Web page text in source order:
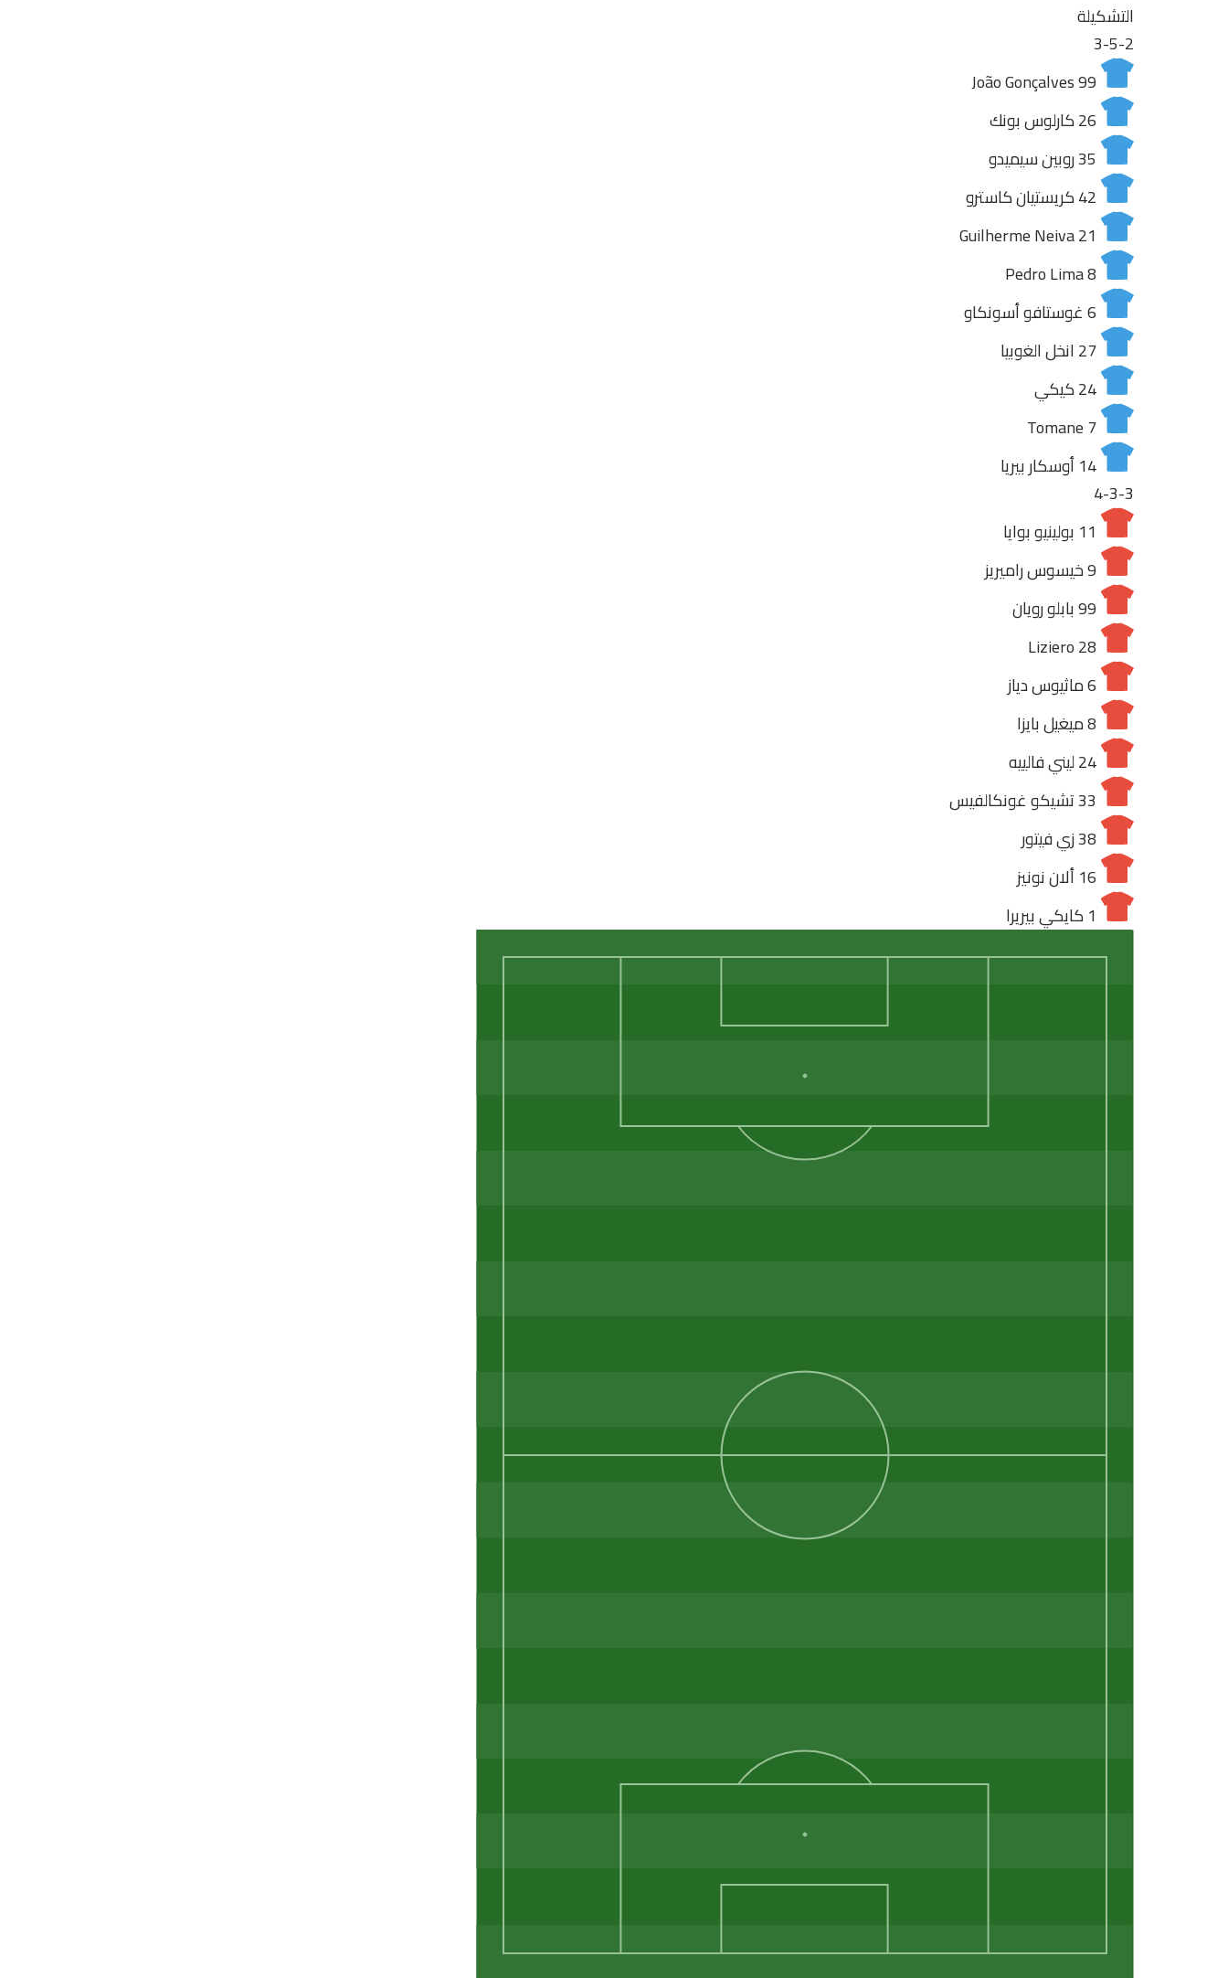
التشكيلة
3-5-2
99
João Gonçalves
26كارلوس بونك
35روبين سيميدو
42كريستيان كاسترو
21
Guilherme Neiva
8
Pedro Lima
6غوستافو أسونكاو
27انخل الغوبيا
24كيكي
7
Tomane
14أوسكار بيريا
4-3-3
11 بولينيو بوايا
9خيسوس راميريز
99بابلو رويان
28
Liziero
6ماثيوس دياز
8ميغيل بايزا
24ليني فالييه
33تشيكو غونكالفيس
38زي فيتور
16ألان نونيز
1كايكي بيريرا